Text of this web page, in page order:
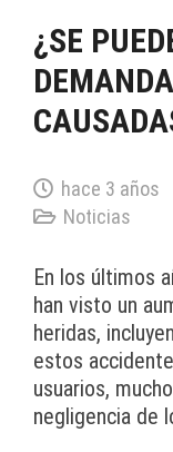
¿SE
hace 3 años
Noticias
En los últimos
han visto un
heridas,
estos
usuarios,
negligencia de